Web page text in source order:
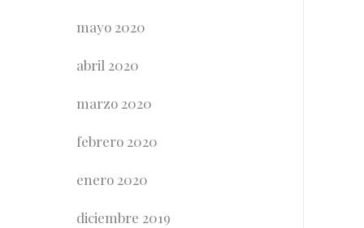
mayo 2020
abril 2020
marzo 2020
febrero 2020
enero 2020
diciembre 2019